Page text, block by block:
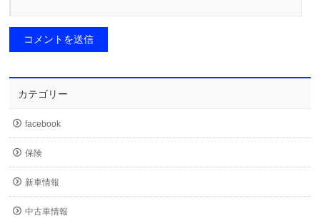
カテゴリー
facebook
保険
新車情報
中古車情報